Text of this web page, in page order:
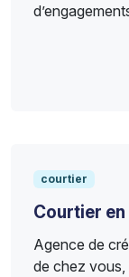
courtier
Courtier
Agence de
de chez vous,